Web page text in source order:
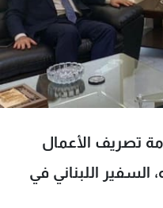
تصريف الأعمال
اللبناني في